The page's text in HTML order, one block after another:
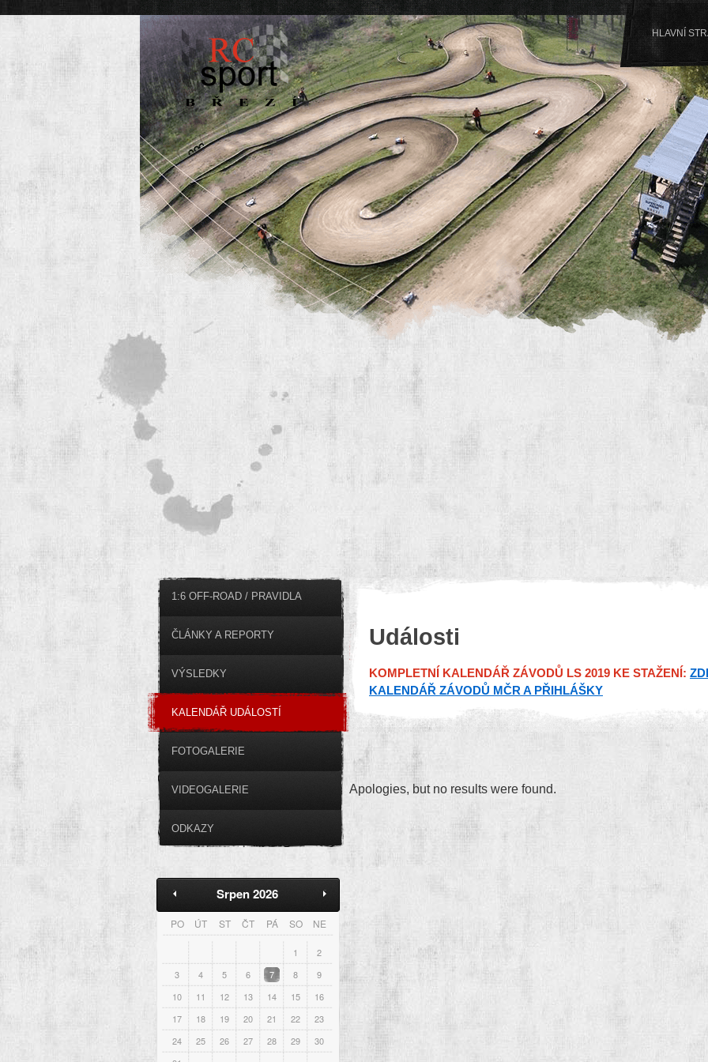
HLAVNÍ
1:6 OFF-ROAD / PRAVIDLA
ČLÁNKY A REPORTY
VÝSLEDKY
KALENDÁŘ UDÁLOSTÍ
FOTOGALERIE
VIDEOGALERIE
ODKAZY
Srpen 2026
PO ÚT ST ČT PÁ SO NE
1
2
3
4 5 6 7 8
9
10
11 12 13 14 15
16
17
18 19 20 21 22
23
24
25 26 27 28 29
30
Události
KOMPLETNÍ KALENDÁŘ ZÁVODŮ LS 2019 KE STAŽENÍ:
KALENDÁŘ ZÁVODŮ MČR A PŘIHLÁŠKY
Apologies, but no results were found.